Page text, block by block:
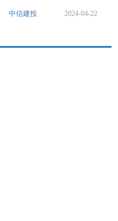
中信建投 2024-04-22